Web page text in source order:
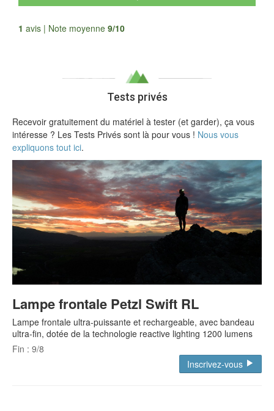
1 avis | Note moyenne 9/10
Tests privés
Recevoir gratuitement du matériel à tester (et garder), ça vous
intéresse ? Les Tests Privés sont là pour vous ! Nous vous
expliquons tout ici.
Lampe frontale Petzl Swift RL
Lampe frontale ultra-puissante et rechargeable, avec bandeau
ultra-fin, dotée de la technologie reactive lighting 1200 lumens
Fin : 9/8
Inscrivez-vous